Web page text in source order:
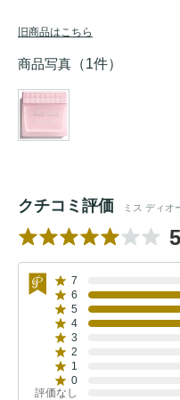
旧商品はこちら
商品写真 （1件）
クチコミ評価 ミス ディオ
7
6
5
4
3
2
1
0
評価なし